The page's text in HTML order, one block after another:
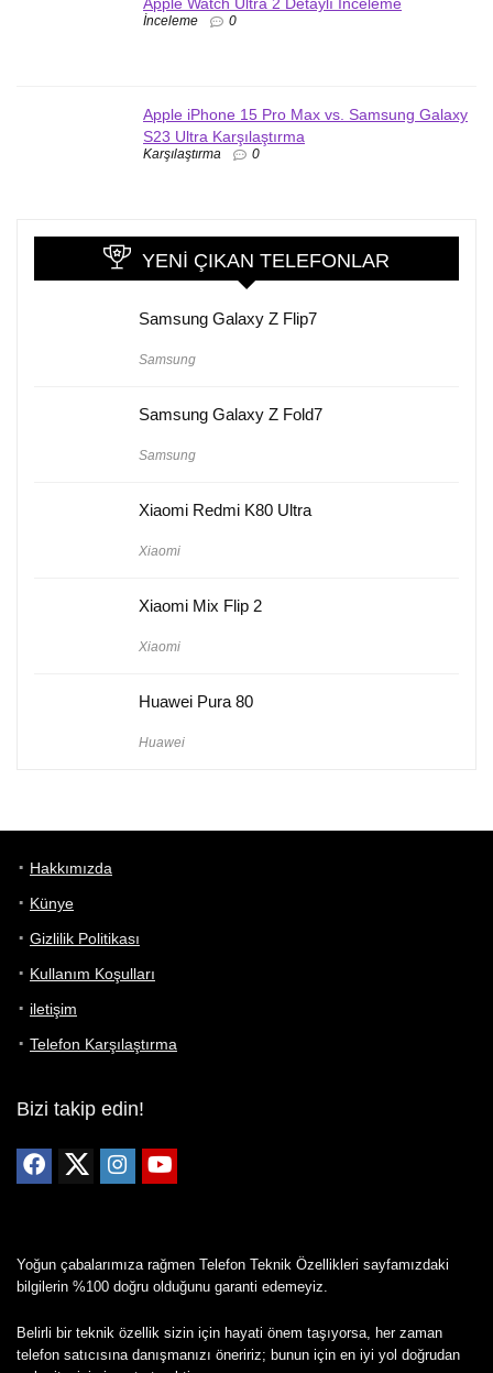
İnceleme 0
Apple iPhone 15 Pro Max vs. Samsung Galaxy
S23 Ultra Karşılaştırma
Karşılaştırma 0
YENI ÇIKAN TELEFONLAR
Samsung Galaxy Z Flip7
Samsung
Samsung Galaxy Z Fold7
Samsung
Xiaomi Redmi K80 Ultra
Xiaomi
Xiaomi Mix Flip 2
Xiaomi
Huawei Pura 80
Huawei
Hakkımızda
Künye
Gizlilik Politikası
Kullanım Koşulları
iletişim
Telefon Karşılaştırma
Bizi takip edin!
Yoğun çabalarımıza rağmen Telefon Teknik Özellikleri sayfamızdaki
bilgilerin %100 doğru olduğunu garanti edemeyiz.
Belirli bir teknik özellik sizin için hayati önem taşıyorsa, her zaman
telefon satıcısına danışmanızı öneririz; bunun için en iyi yol doğrudan